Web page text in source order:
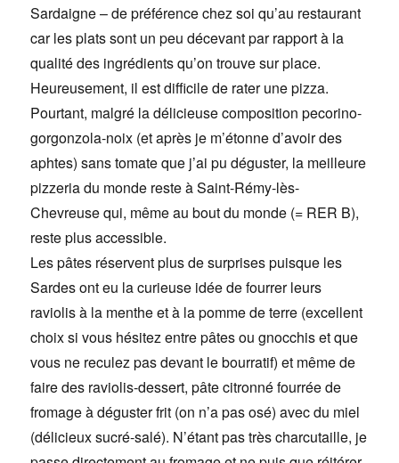
Sardaigne – de préférence chez soi qu’au restaurant
car les plats sont un peu décevant par rapport à la
qualité des ingrédients qu’on trouve sur place.
Heureusement, il est difficile de rater une pizza.
Pourtant, malgré la délicieuse composition pecorino-
gorgonzola-noix (et après je m’étonne d’avoir des
aphtes) sans tomate que j’ai pu déguster, la meilleure
pizzeria du monde reste à Saint-Rémy-lès-
Chevreuse qui, même au bout du monde (= RER B),
reste plus accessible.
Les pâtes réservent plus de surprises puisque les
Sardes ont eu la curieuse idée de fourrer leurs
raviolis à la menthe et à la pomme de terre (excellent
choix si vous hésitez entre pâtes ou gnocchis et que
vous ne reculez pas devant le bourratif) et même de
faire des raviolis-dessert, pâte citronné fourrée de
fromage à déguster frit (on n’a pas osé) avec du miel
(délicieux sucré-salé). N’étant pas très charcutaille, je